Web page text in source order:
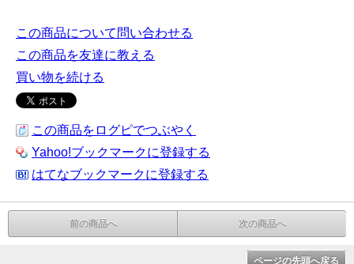
この商品について問い合わせる
この商品を友達に教える
買い物を続ける
この商品をログピでつぶやく
Yahoo!ブックマークに登録する
はてなブックマークに登録する
前の商品へ 次の商品へ
ページの先頭へ戻る